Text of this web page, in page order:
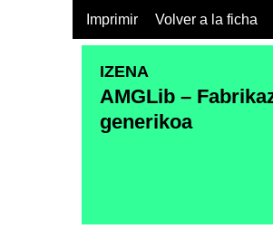
Imprimir Volver a la ficha
IZENA
AMGLib –
generikoa